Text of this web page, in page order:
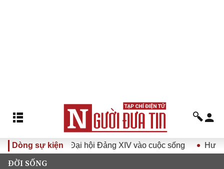
Dòng sự kiện
quyết Đại hội Đảng XIV vào cuộc sống Hướng tới Đại
ĐỜI SỐNG